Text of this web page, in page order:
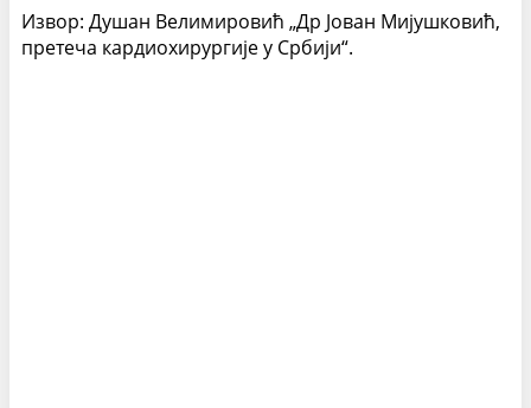
Извор: Душан Велимировић „Др Јован Мијушковић,
претеча кардиохирургије у Србији“.